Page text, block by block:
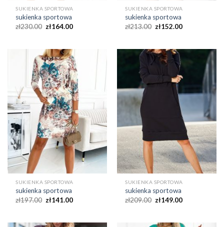
SUKIENKA SPORTOWA
sukienka sportowa
zł230.00 zł164.00
SUKIENKA SPORTOWA
sukienka sportowa
zł213.00 zł152.00
SUKIENKA SPORTOWA
sukienka sportowa
zł197.00 zł141.00
SUKIENKA SPORTOWA
sukienka sportowa
zł209.00 zł149.00